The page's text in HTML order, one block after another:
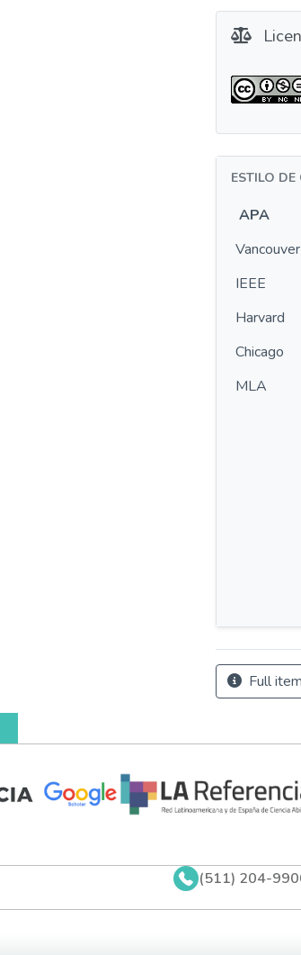
ESTILO DE
APA
Vancouver
IEEE
Harvard
Chicago
MLA
Full
(511) 204-